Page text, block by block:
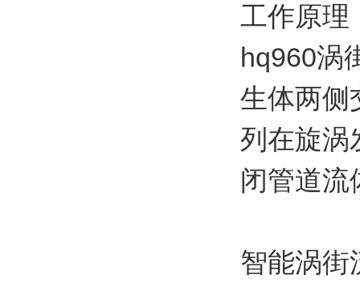
工作原理
hq960涡
生体两侧
列在旋涡
闭管道流
智能涡